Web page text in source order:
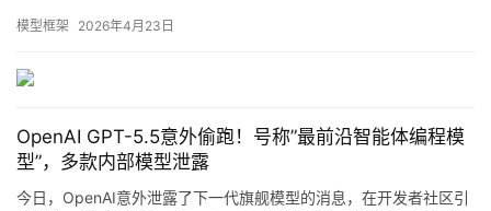
业
/
文
Codex CLI中发现GPT-5.5模型选项，标注为”最前沿的智能体编程
模型框架 2026年4月23日
OpenAI GPT-5.5意外偷跑！号称”最前沿智能体编程模
型”，多款内部模型泄露
今日，OpenAI意外泄露了下一代旗舰模型的消息，在开发者社区引